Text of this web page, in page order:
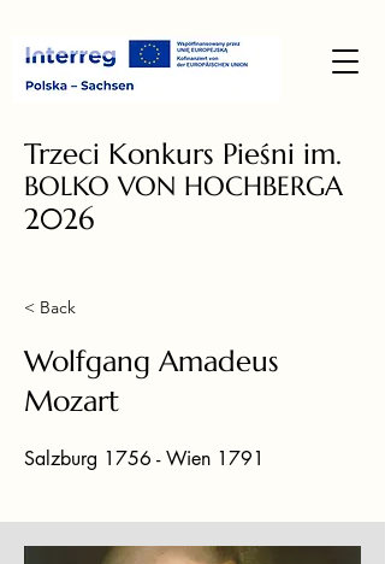
Trzeci Konkurs Pieśni im.
BOLKO VON HOCHBERGA
2026
< Back
Wolfgang Amadeus
Mozart
Salzburg 1756 - Wien 1791